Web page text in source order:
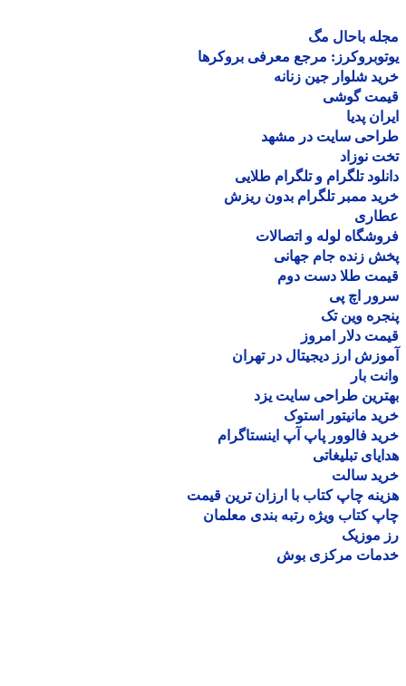
باحال مگ
مرجع معرفی بروکرها
شلوار جین زنانه
گوشی
پدیا
سایت در مشهد
نوزاد
تلگرام و تلگرام طلایی
ممبر تلگرام بدون ریزش
لوله و اتصالات
زنده جام جهانی
طلا دست دوم
اچ پی
وین تک
دلار امروز
ارز دیجیتال در تهران
بار
طراحی سایت یزد
مانیتور استوک
فالوور پاپ آپ اینستاگرام
تبلیغاتی
سالت
چاپ کتاب با ارزان ترین قیمت
کتاب ویژه رتبه بندی معلمان
موزیک
مرکزی بوش